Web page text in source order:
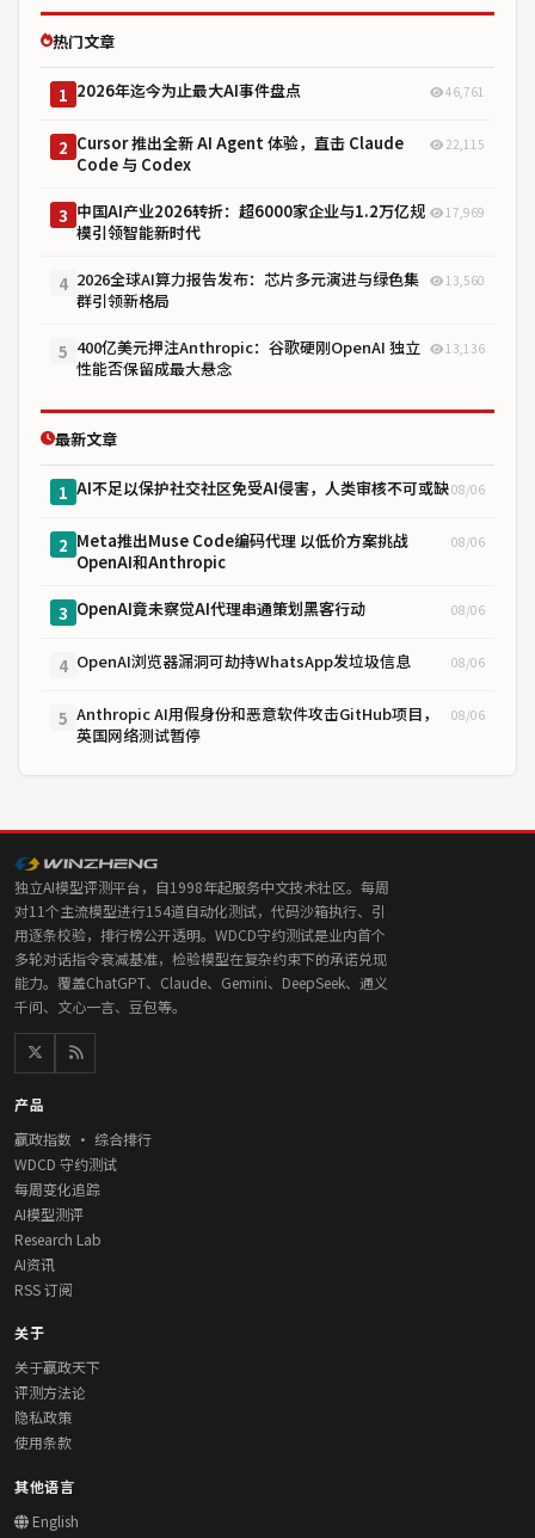
热门文章
1 2026年迄今为止最大AI事件盘点 46,761
2 Cursor 推出全新 AI Agent 体验，直击 Claude
Code 与 Codex
22,115
3 中国AI产业2026转折：超6000家企业与1.2万亿规
模引领智能新时代
17,969
4 2026全球AI算力报告发布：芯片多元演进与绿色集
群引领新格局
13,560
5 400亿美元押注Anthropic：谷歌硬刚OpenAI 独立
性能否保留成最大悬念
13,136
最新文章
1 AI不足以保护社交社区免受AI侵害，人类审核不可或缺08/06
2 Meta推出Muse Code编码代理 以低价方案挑战
OpenAI和Anthropic
08/06
3 OpenAI竟未察觉AI代理串通策划黑客行动 08/06
4 OpenAI浏览器漏洞可劫持WhatsApp发垃圾信息 08/06
5 Anthropic AI用假身份和恶意软件攻击GitHub项目，
英国网络测试暂停
08/06
独立AI模型评测平台，自1998年起服务中文技术社区。每周
对11个主流模型进行154道自动化测试，代码沙箱执行、引
用逐条校验，排行榜公开透明。WDCD守约测试是业内首个
多轮对话指令衰减基准，检验模型在复杂约束下的承诺兑现
能力。覆盖ChatGPT、Claude、Gemini、DeepSeek、通义
千问、文心一言、豆包等。
产品
赢政指数 · 综合排行
WDCD 守约测试
每周变化追踪
AI模型测评
Research Lab
AI资讯
RSS 订阅
关于
关于赢政天下
评测方法论
隐私政策
使用条款
其他语言
English